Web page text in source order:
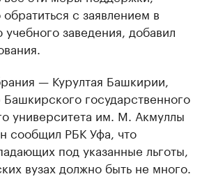
с заявлением в
заведения, добавил
— Курултая Башкирии,
государственного
университета им. М. Акмуллы
сообщил РБК Уфа, что
под указанные льготы,
вузах должно быть не много.